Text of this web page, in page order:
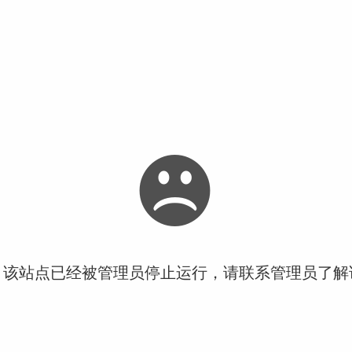
站点已经被管理员停止运行，请联系管理员了